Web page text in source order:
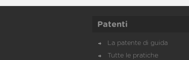
Patenti
La patente di guida
Tutte le pratiche